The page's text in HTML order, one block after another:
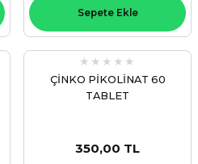
Sepete Ekle
ÇİNKO PİKOLİNAT 60
TABLET
350,00 TL